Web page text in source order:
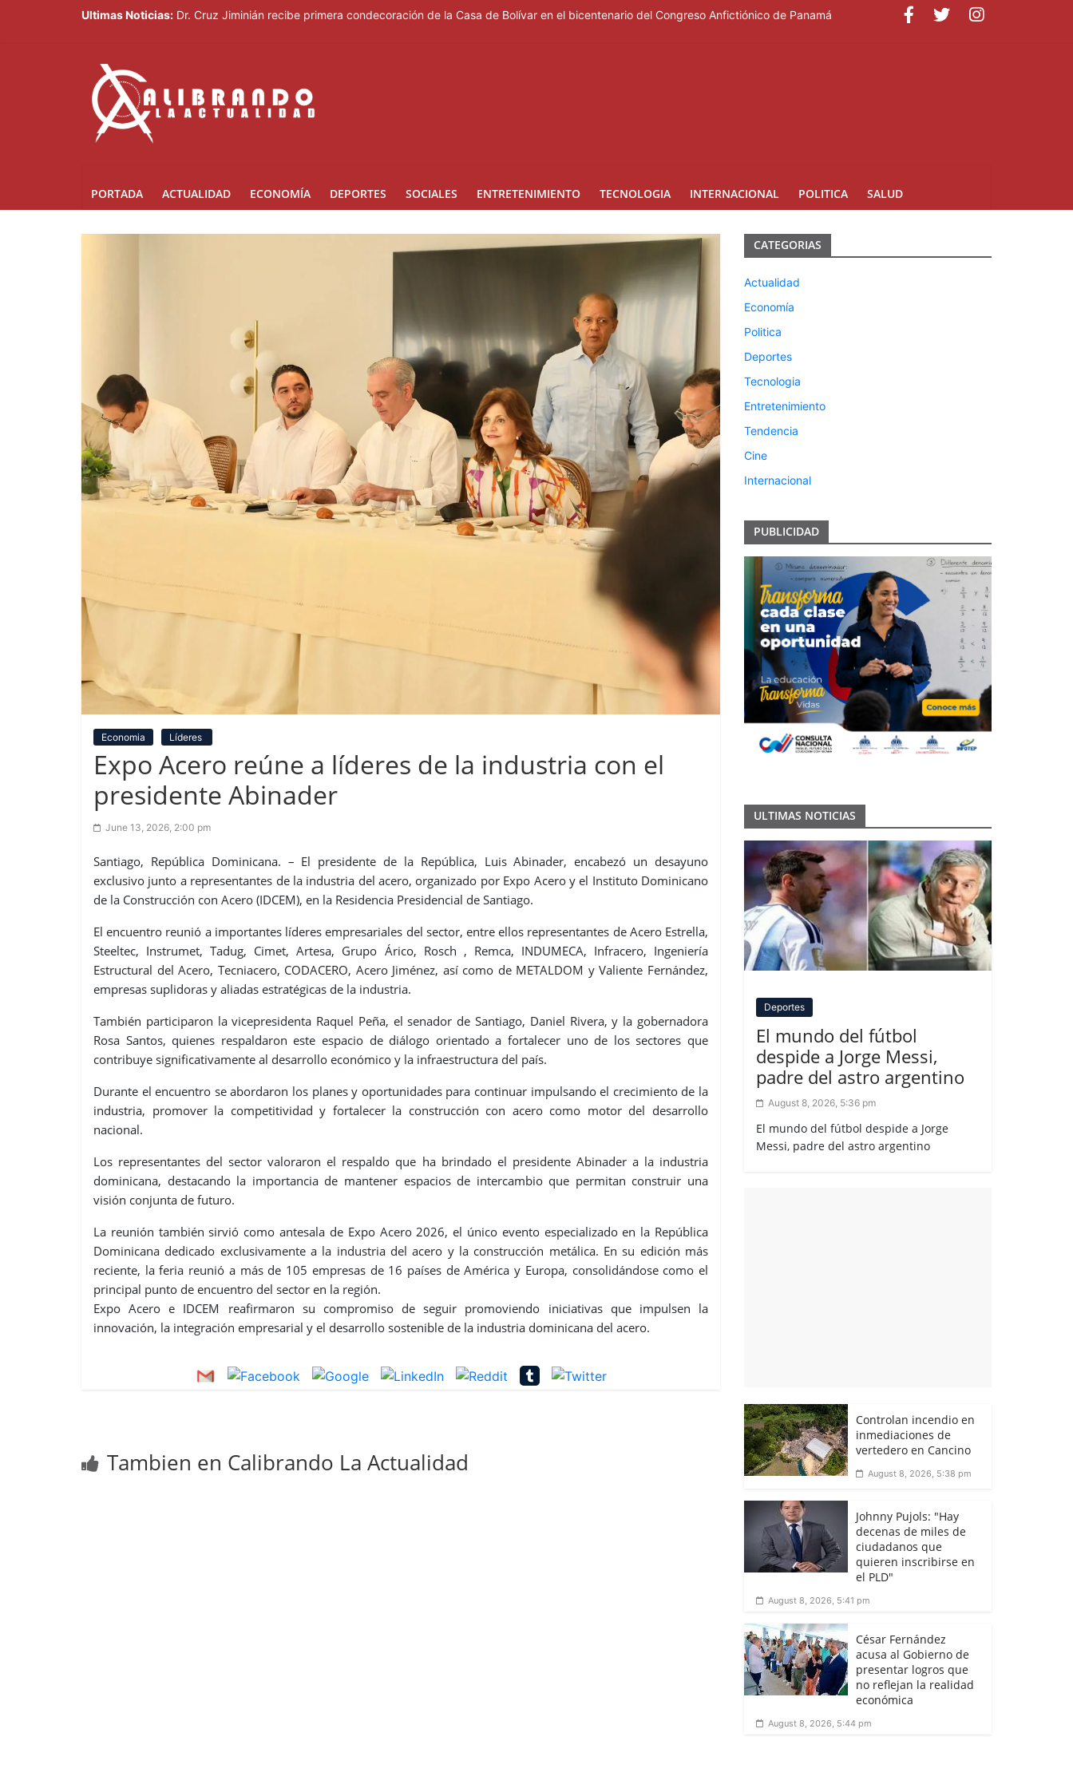
Ultimas Noticias: Dr. Cruz Jiminián recibe primera condecoración de la Casa de Bolívar en el bicentenario del Congreso Anfictiónico de Panamá
PORTADA ACTUALIDAD ECONOMÍA DEPORTES SOCIALES ENTRETENIMIENTO TECNOLOGIA INTERNACIONAL POLITICA SALUD
Economia Líderes
Expo Acero reúne a líderes de la industria con el
presidente Abinader
June 13, 2026, 2:00 pm
Santiago, República Dominicana. – El presidente de la República, Luis Abinader, encabezó un desayuno
exclusivo junto a representantes de la industria del acero, organizado por Expo Acero y el Instituto Dominicano
de la Construcción con Acero (IDCEM), en la Residencia Presidencial de Santiago.
El encuentro reunió a importantes líderes empresariales del sector, entre ellos representantes de Acero Estrella,
Steeltec, Instrumet, Tadug, Cimet, Artesa, Grupo Árico, Rosch , Remca, INDUMECA, Infracero, Ingeniería
Estructural del Acero, Tecniacero, CODACERO, Acero Jiménez, así como de METALDOM y Valiente Fernández,
empresas suplidoras y aliadas estratégicas de la industria.
También participaron la vicepresidenta Raquel Peña, el senador de Santiago, Daniel Rivera, y la gobernadora
Rosa Santos, quienes respaldaron este espacio de diálogo orientado a fortalecer uno de los sectores que
contribuye significativamente al desarrollo económico y la infraestructura del país.
Durante el encuentro se abordaron los planes y oportunidades para continuar impulsando el crecimiento de la
industria, promover la competitividad y fortalecer la construcción con acero como motor del desarrollo
nacional.
Los representantes del sector valoraron el respaldo que ha brindado el presidente Abinader a la industria
dominicana, destacando la importancia de mantener espacios de intercambio que permitan construir una
visión conjunta de futuro.
La reunión también sirvió como antesala de Expo Acero 2026, el único evento especializado en la República
Dominicana dedicado exclusivamente a la industria del acero y la construcción metálica. En su edición más
reciente, la feria reunió a más de 105 empresas de 16 países de América y Europa, consolidándose como el
principal punto de encuentro del sector en la región.
Expo Acero e IDCEM reafirmaron su compromiso de seguir promoviendo iniciativas que impulsen la
innovación, la integración empresarial y el desarrollo sostenible de la industria dominicana del acero.
Tambien en Calibrando La Actualidad
CATEGORIAS
Actualidad
Economía
Politica
Deportes
Tecnologia
Entretenimiento
Tendencia
Cine
Internacional
PUBLICIDAD
ULTIMAS NOTICIAS
Deportes
El mundo del fútbol
despide a Jorge Messi,
padre del astro argentino
August 8, 2026, 5:36 pm
El mundo del fútbol despide a Jorge
Messi, padre del astro argentino
Controlan incendio en
inmediaciones de
vertedero en Cancino
August 8, 2026, 5:38 pm
Johnny Pujols: "Hay
decenas de miles de
ciudadanos que
quieren inscribirse en
el PLD"
August 8, 2026, 5:41 pm
César Fernández
acusa al Gobierno de
presentar logros que
no reflejan la realidad
económica
August 8, 2026, 5:44 pm